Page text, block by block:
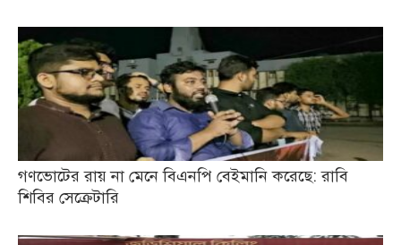
গণভোটের রায় না মেনে বিএনপি বেইমানি করেছে: রাবি
শিবির সেক্রেটারি